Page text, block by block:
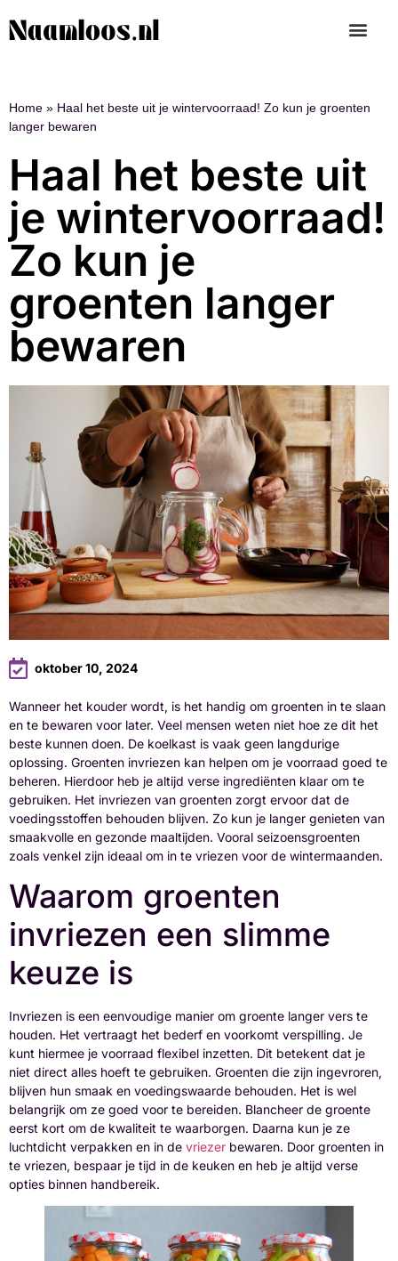
Home » Haal het beste uit je wintervoorraad! Zo kun je groenten
langer bewaren
Haal het beste uit
je wintervoorraad!
Zo kun je
groenten langer
bewaren
oktober 10, 2024
Wanneer het kouder wordt, is het handig om groenten in te slaan
en te bewaren voor later. Veel mensen weten niet hoe ze dit het
beste kunnen doen. De koelkast is vaak geen langdurige
oplossing. Groenten invriezen kan helpen om je voorraad goed te
beheren. Hierdoor heb je altijd verse ingrediënten klaar om te
gebruiken. Het invriezen van groenten zorgt ervoor dat de
voedingsstoffen behouden blijven. Zo kun je langer genieten van
smaakvolle en gezonde maaltijden. Vooral seizoensgroenten
zoals venkel zijn ideaal om in te vriezen voor de wintermaanden.
Waarom groenten
invriezen een slimme
keuze is
Invriezen is een eenvoudige manier om groente langer vers te
houden. Het vertraagt het bederf en voorkomt verspilling. Je
kunt hiermee je voorraad flexibel inzetten. Dit betekent dat je
niet direct alles hoeft te gebruiken. Groenten die zijn ingevroren,
blijven hun smaak en voedingswaarde behouden. Het is wel
belangrijk om ze goed voor te bereiden. Blancheer de groente
eerst kort om de kwaliteit te waarborgen. Daarna kun je ze
luchtdicht verpakken en in de vriezer bewaren. Door groenten in
te vriezen, bespaar je tijd in de keuken en heb je altijd verse
opties binnen handbereik.